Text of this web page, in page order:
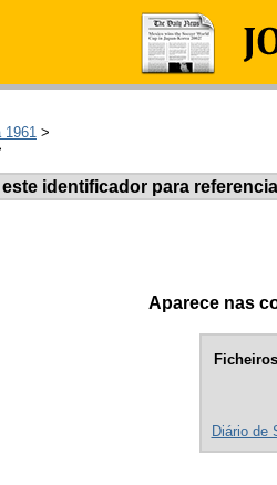
1961 >
este identificador para
Aparece nas
Diário de